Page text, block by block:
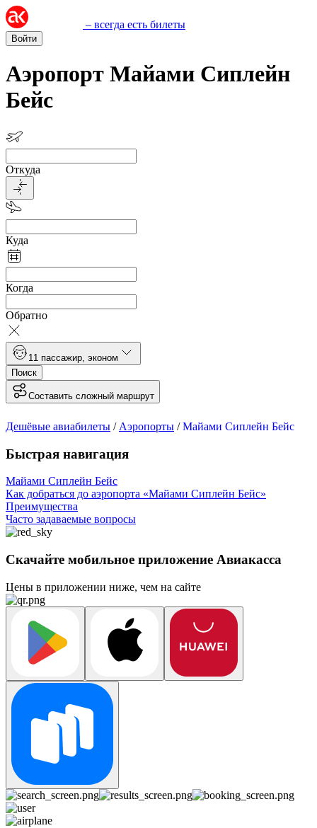
– всегда есть билеты
Войти
Аэропорт Майами Сиплейн
Бейс
Откуда
Куда
Когда
Обратно
1 1 пассажир эконом
Поиск
Составить сложный маршрут
Дешёвые авиабилеты / Аэропорты /Майами Сиплейн Бейс
Быстрая навигация
Майами Сиплейн Бейс
Как добраться до аэропорта «Майами Сиплейн Бейс»
Преимущества
Часто задаваемые вопросы
Скачайте мобильное приложение Авиакасса
Цены в приложении ниже, чем на сайте